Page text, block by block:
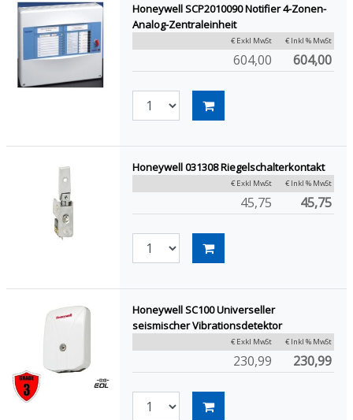
Honeywell SCP2010090 Notifier 4-Zonen-
Analog-Zentraleinheit
€ Exkl MwSt € Inkl % MwSt
604,00 604,00
Honeywell 031308 Riegelschalterkontakt
€ Exkl MwSt € Inkl % MwSt
45,75 45,75
Honeywell SC100 Universeller
seismischer Vibrationsdetektor
€ Exkl MwSt € Inkl % MwSt
230,99 230,99